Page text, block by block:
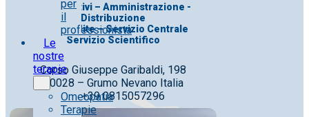
per
il
professionista
Le
nostre
terapie
Omeopatia
Terapie
Uff. Direttivi – Amministrazione -
Distribuzione
Uff. Vendite – Servizio Centrale
Servizio Scientifico
Corso Giuseppe Garibaldi, 198
80028 – Grumo Nevano Italia
Tel. +39 0815057296